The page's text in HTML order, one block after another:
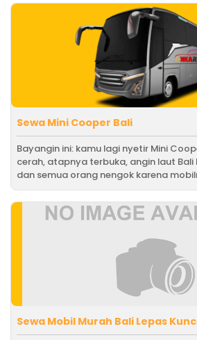
Sewa Mini Cooper Bali
Bayangin ini: kamu lagi nyetir Mini
cerah, atapnya terbuka, angin laut
dan semua orang nengok karena
Sewa Mobil Murah Bali Lepas